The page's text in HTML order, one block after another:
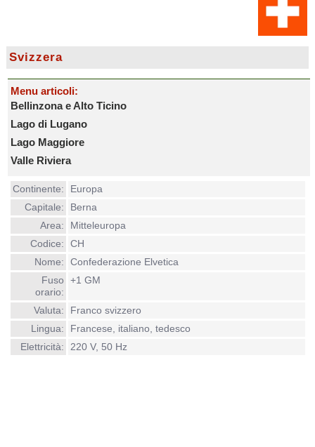
Svizzera
Menu articoli:
Bellinzona e Alto Ticino
Lago di Lugano
Lago Maggiore
Valle Riviera
Continente:
Europa
Capitale:
Berna
Area:
Mitteleuropa
Codice:
CH
Nome:
Confederazione Elvetica
Fuso
orario:
+1 GM
Valuta:
Franco svizzero
Lingua:
Francese, italiano, tedesco
Elettricità:
220 V, 50 Hz